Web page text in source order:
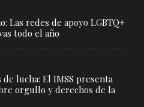
Las redes de apoyo LGBTQ+
todo el año
de lucha: El IMSS presenta
orgullo y derechos de la